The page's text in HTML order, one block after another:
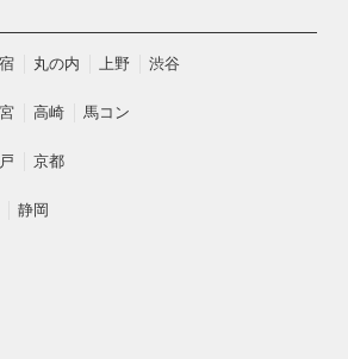
丸の内 上野 渋谷
高崎 馬コン
京都
静岡